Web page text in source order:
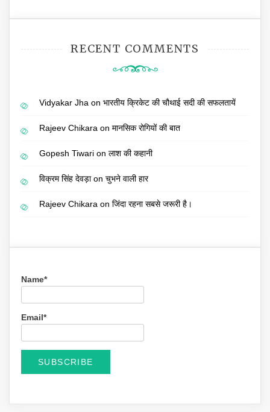
RECENT COMMENTS
Vidyakar Jha on भारतीय क्रिकेट की चौथाई सदी की सफलतायें
Rajeev Chikara on मानसिक रोगियों की बात
Gopesh Tiwari on लाश की कहानी
विक्रम सिंह देवड़ाon चुभने वाली हार
Rajeev Chikara on जिंदा रहना सबसे जरूरी है।
Name*
Email*